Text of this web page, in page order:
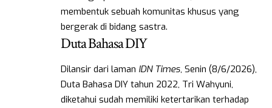
membentuk sebuah komunitas khusus yang
bergerak di bidang sastra.
Duta Bahasa DIY
Dilansir dari laman IDN Times, Senin (8/6/2026),
Duta Bahasa DIY tahun 2022, Tri Wahyuni,
diketahui sudah memiliki ketertarikan terhadap